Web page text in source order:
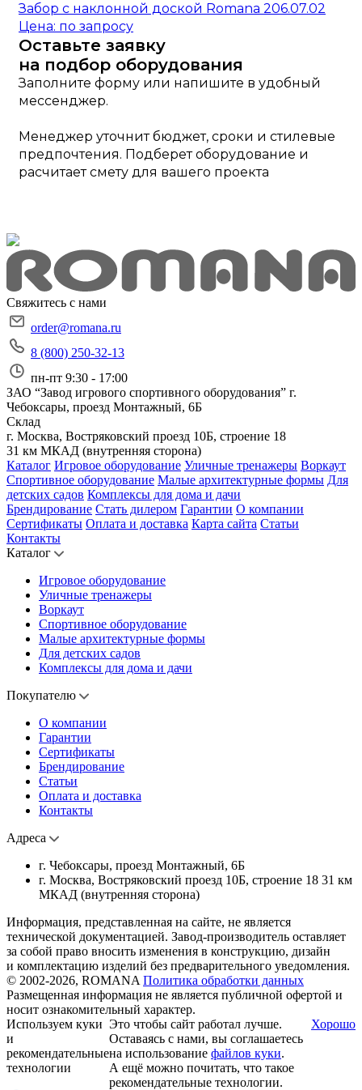
Забор с наклонной доской Romana 206.07.02
Цена: по запросу
Оставьте заявку
на подбор оборудования
Заполните форму или напишите в удобный
мессенджер.
Менеджер уточнит бюджет, сроки и стилевые
предпочтения. Подберет оборудование и
расчитает смету для вашего проекта
Свяжитесь с нами
order@romana.ru
8 (800) 250-32-13
пн-пт 9:30 - 17:00
ЗАО “Завод игрового спортивного оборудования” г.
Чебоксары, проезд Монтажный, 6Б
Склад
г. Москва, Востряковский проезд 10Б, строение 18
31 км МКАД (внутренняя сторона)
Каталог Игровое оборудование Уличные тренажеры Воркаут
Спортивное оборудование Малые архитектурные формы Для
детских садов Комплексы для дома и дачи
Брендирование Стать дилером Гарантии О компании
Сертификаты Оплата и доставка Карта сайта Статьи
Контакты
Каталог
Игровое оборудование
Уличные тренажеры
Воркаут
Спортивное оборудование
Малые архитектурные формы
Для детских садов
Комплексы для дома и дачи
Покупателю
О компании
Гарантии
Сертификаты
Брендирование
Статьи
Оплата и доставка
Контакты
Адреса
г. Чебоксары, проезд Монтажный, 6Б
г. Москва, Востряковский проезд 10Б, строение 18 31 км
МКАД (внутренняя сторона)
Информация, представленная на сайте, не является
технической документацией. Завод-производитель оставляет
за собой право вносить изменения в конструкцию, дизайн
и комплектацию изделий без предварительного уведомления.
© 2002-2026, ROMANA Политика обработки данных
Размещенная информация не является публичной офертой и
носит ознакомительный характер.
Используем куки
и
рекомендательные
технологии
Это чтобы сайт работал лучше.
Оставаясь с нами, вы соглашаетесь
на использование файлов куки.
А ещё можно почитать, что такое
рекомендательные технологии.
Хорошо